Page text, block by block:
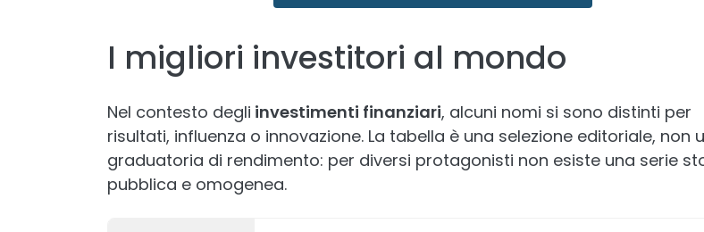
I migliori investitori al mondo
Nel contesto degli investimenti finanziari, alcuni nomi si sono distinti per
risultati, influenza o innovazione. La tabella è una selezione editoriale, non
graduatoria di rendimento: per diversi protagonisti non esiste una serie
pubblica e omogenea.